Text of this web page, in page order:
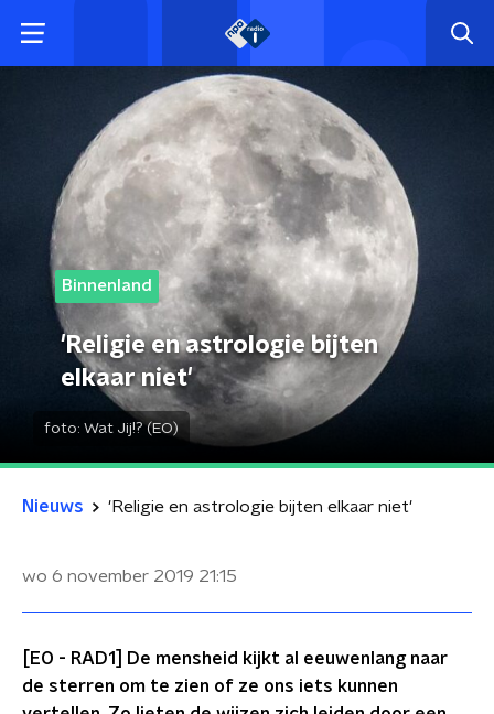
Binnenland
'Religie en astrologie bijten
elkaar niet'
foto: Wat Jij!? (EO)
Nieuws 'Religie en astrologie bijten elkaar niet'
wo 6 november 2019 21:15
[EO - RAD1] De mensheid kijkt al eeuwenlang naar
de sterren om te zien of ze ons iets kunnen